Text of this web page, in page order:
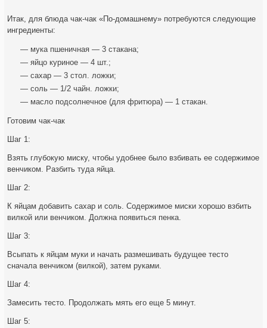
Итак, для блюда чак-чак «По-домашнему» потребуются следующие
ингредиенты:
— мука пшеничная — 3 стакана;
— яйцо куриное — 4 шт.;
— сахар — 3 стол. ложки;
— соль — 1/2 чайн. ложки;
— масло подсолнечное (для фритюра) — 1 стакан.
Готовим чак-чак
Шаг 1:
Взять глубокую миску, чтобы удобнее было взбивать ее содержимое
венчиком. Разбить туда яйца.
Шаг 2:
К яйцам добавить сахар и соль. Содержимое миски хорошо взбить
вилкой или венчиком. Должна появиться пенка.
Шаг 3:
Всыпать к яйцам муки и начать размешивать будущее тесто
сначала венчиком (вилкой), затем руками.
Шаг 4:
Замесить тесто. Продолжать мять его еще 5 минут.
Шаг 5: